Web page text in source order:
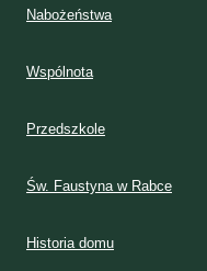
Nabożeństwa
Wspólnota
Przedszkole
Św. Faustyna w Rabce
Historia domu